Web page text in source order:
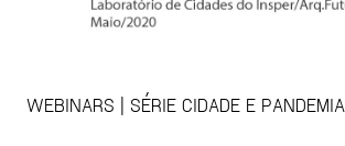
WEBINARS | SÉRIE CIDADE E PANDEMIA